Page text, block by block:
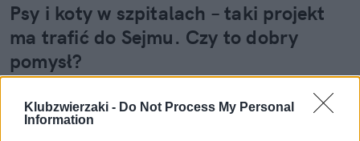
Klubzwierzaki - Do Not Process My Personal
Information
Psy i koty w szpitalach – taki projekt
ma trafić do Sejmu. Czy to dobry
pomysł?
Czy zwierzęta domowe takie jak psy i koty będą
mogły wkrótce odwiedzać niektórych pacjentów w
szpitalach? Taką możliwość przewiduje projekt